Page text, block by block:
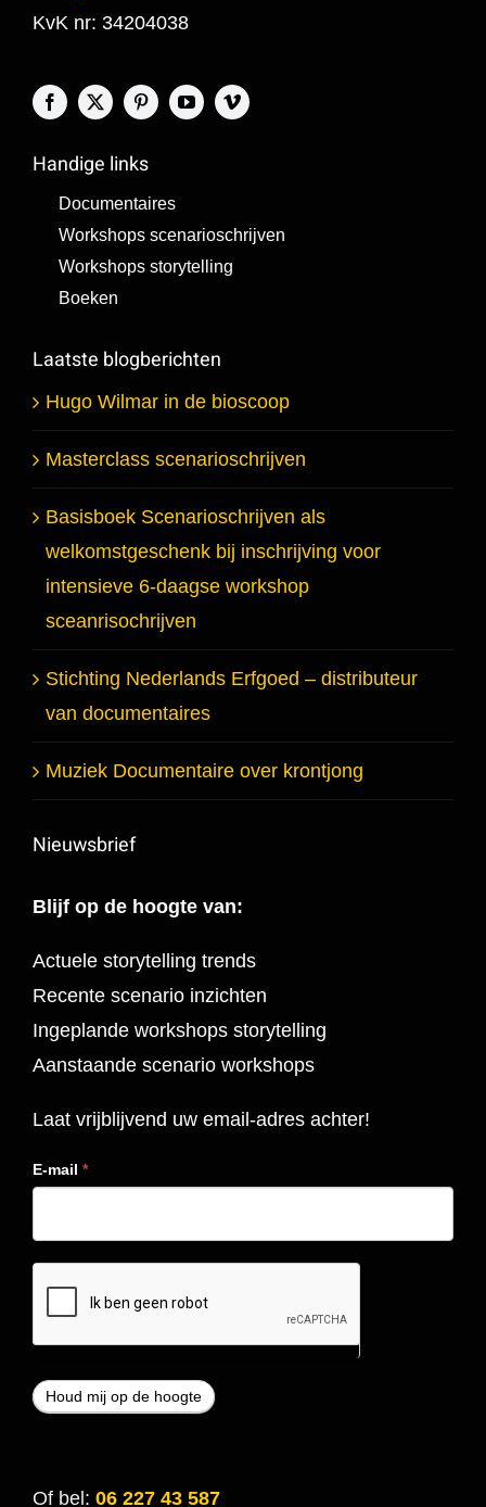
KvK nr: 34204038
Handige links
Documentaires
Workshops scenarioschrijven
Workshops storytelling
Boeken
Laatste blogberichten
Hugo Wilmar in de bioscoop
Masterclass scenarioschrijven
Basisboek Scenarioschrijven als
welkomstgeschenk bij inschrijving voor
intensieve 6-daagse workshop
sceanrisochrijven
Stichting Nederlands Erfgoed – distributeur
van documentaires
Muziek Documentaire over krontjong
Nieuwsbrief
Blijf op de hoogte van:
Actuele storytelling trends
Recente scenario inzichten
Ingeplande workshops storytelling
Aanstaande scenario workshops
Laat vrijblijvend uw email-adres achter!
E-mail *
Of bel: 06 227 43 587